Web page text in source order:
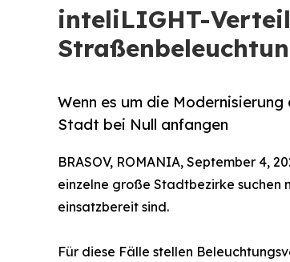
inteliLIGHT-
Wenn es um die
Stadt bei Null anfangen
BRASOV, ROMANIA, September 4,
einzelne große Stadtbezirke suchen
einsatzbereit sind.
Für diese Fälle stellen